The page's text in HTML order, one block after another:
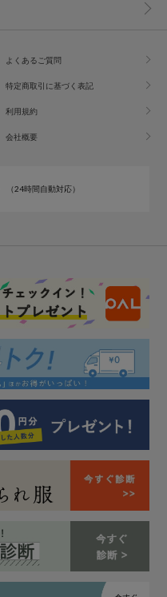
よくあるご質問
特定商取引に基づく表記
利用規約
会社概要
（24時間自動対応）